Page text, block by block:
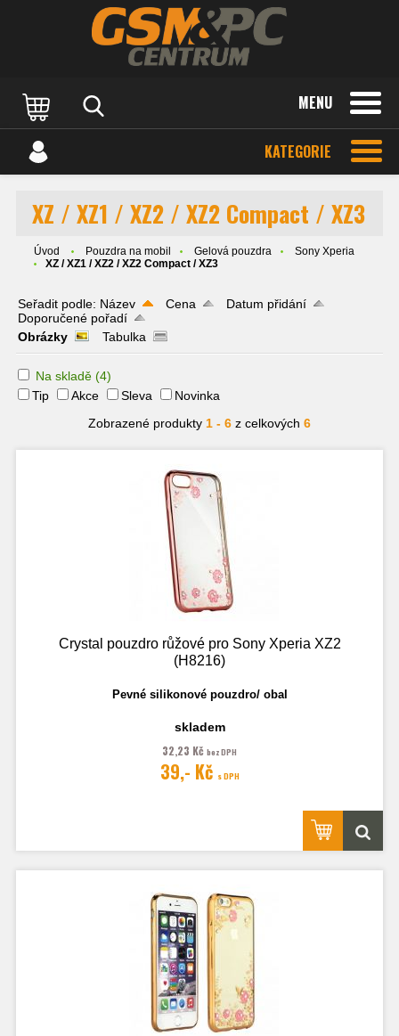
MENU
KATEGORIE
XZ / XZ1 / XZ2 / XZ2 Compact / XZ3
Úvod Pouzdra na mobil Gelová pouzdra
Sony Xperia
XZ / XZ1 / XZ2 / XZ2 Compact / XZ3
Seřadit podle: Název Cena
Datum přidání
Doporučené pořadí
Obrázky
Tabulka
Na skladě (4)
Tip
Akce Sleva
Novinka
Zobrazené produkty 1 - 6 z celkových 6
Crystal pouzdro růžové pro Sony Xperia XZ2
(H8216)
Pevné silikonové pouzdro/ obal
skladem
32,23 Kč bez DPH
39,- Kč s DPH